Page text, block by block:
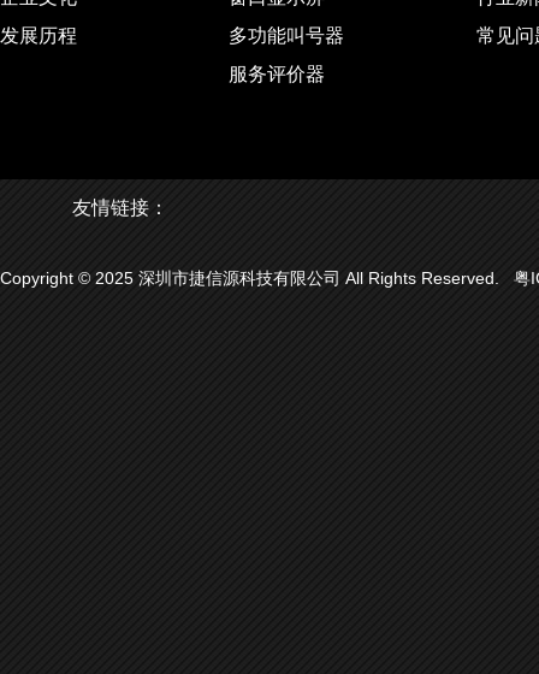
发展历程
多功能叫号器
服务评价器
常见问
友情链接：
Copyright © 2025 深圳市捷信源科技有限公司 All Rights Reserved. 粤